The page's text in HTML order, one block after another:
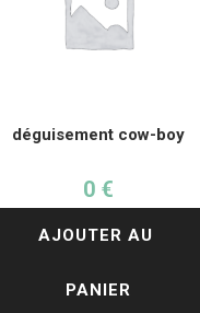
déguisement cow-boy
0 €
AJOUTER AU
PANIER